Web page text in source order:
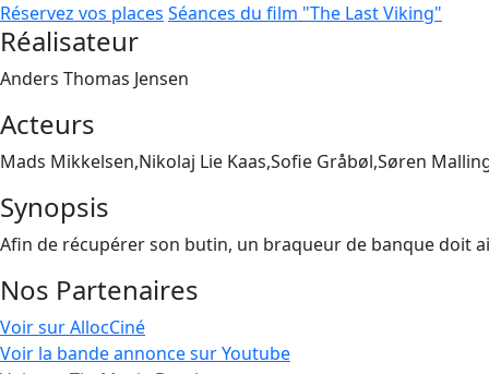
Réservez vos places Séances du film "The Last Viking"
Réalisateur
Anders Thomas Jensen
Acteurs
Mads Mikkelsen,Nikolaj Lie Kaas,Sofie Gråbøl,Søren
Synopsis
Afin de récupérer son butin, un braqueur de banque doit
Nos Partenaires
Voir sur AllocCiné
Voir la bande annonce sur Youtube